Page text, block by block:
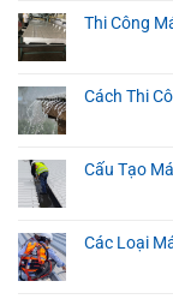
Thi Công
Cách Thi
Cấu Tạo
Các Loại